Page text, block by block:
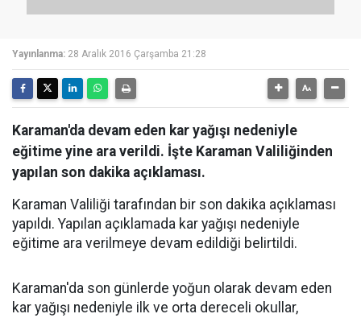
Yayınlanma: 28 Aralık 2016 Çarşamba 21:28
Karaman'da devam eden kar yağışı nedeniyle
eğitime yine ara verildi. İşte Karaman Valiliğinden
yapılan son dakika açıklaması.
Karaman Valiliği tarafından bir son dakika açıklaması
yapıldı. Yapılan açıklamada kar yağışı nedeniyle
eğitime ara verilmeye devam edildiği belirtildi.
Karaman'da son günlerde yoğun olarak devam eden
kar yağışı nedeniyle ilk ve orta dereceli okullar,